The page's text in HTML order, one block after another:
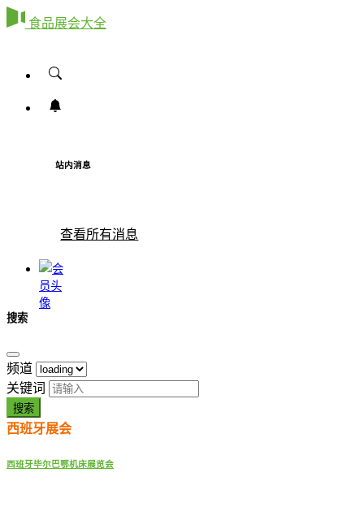
食品展会大全
站内消息
查看所有消息
搜索
频道
关键词
搜索
西班牙展会
西班牙毕尔巴鄂机床展览会